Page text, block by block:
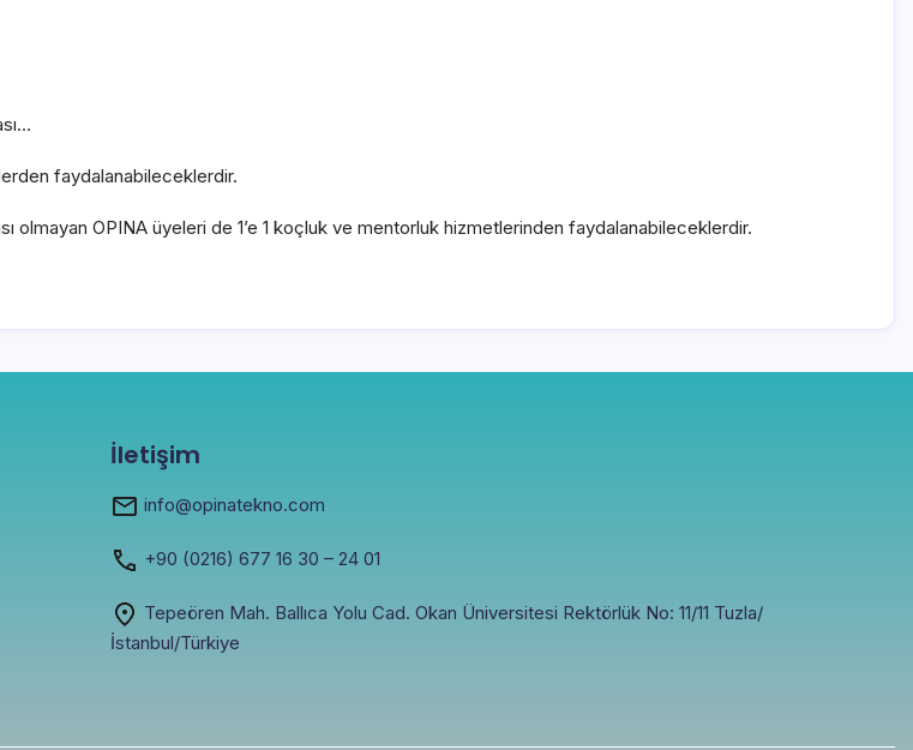
faydalanabileceklerdir.
olmayan OPINA üyeleri de 1’e 1 koçluk ve mentorluk hizmetlerinden faydalanabileceklerdir.
İletişim
info@opinatekno.com
+90 (0216) 677 16 30 – 24 01
Tepeören Mah. Ballıca Yolu Cad. Okan Üniversitesi Rektörlük No: 11/11 Tuzla/
İstanbul/Türkiye